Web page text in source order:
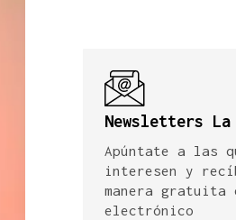
Newsletters La
Apúntate a las
interesen y
manera gratuita
electrónico